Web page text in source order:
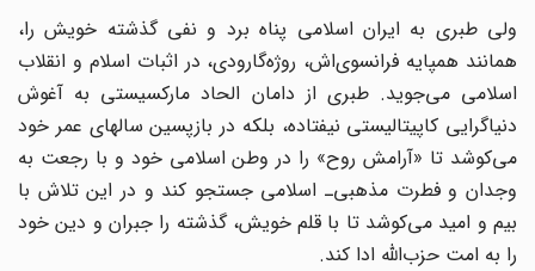
ولی طبری به ایران اسلامی پناه برد و نفی گذشته خویش را،
همانند همپایه فرانسوی‌اش، روژه‌گارودی، در اثبات اسلام و انقلاب
اسلامی می‌جوید. طبری از دامان الحاد مارکسیستی به آغوش
دنیاگرایی کاپیتالیستی نیفتاده، بلکه در بازپسین سالهای عمر خود
می‌کوشد تا «آرامش روح» را در وطن اسلامی خود و با رجعت به
وجدان و فطرت مذهبی‌ـ اسلامی جستجو کند و در این تلاش با
بیم و امید می‌کوشد تا با قلم خویش، گذشته را جبران و دین خود
را به امت حزب‌الله ادا کند.